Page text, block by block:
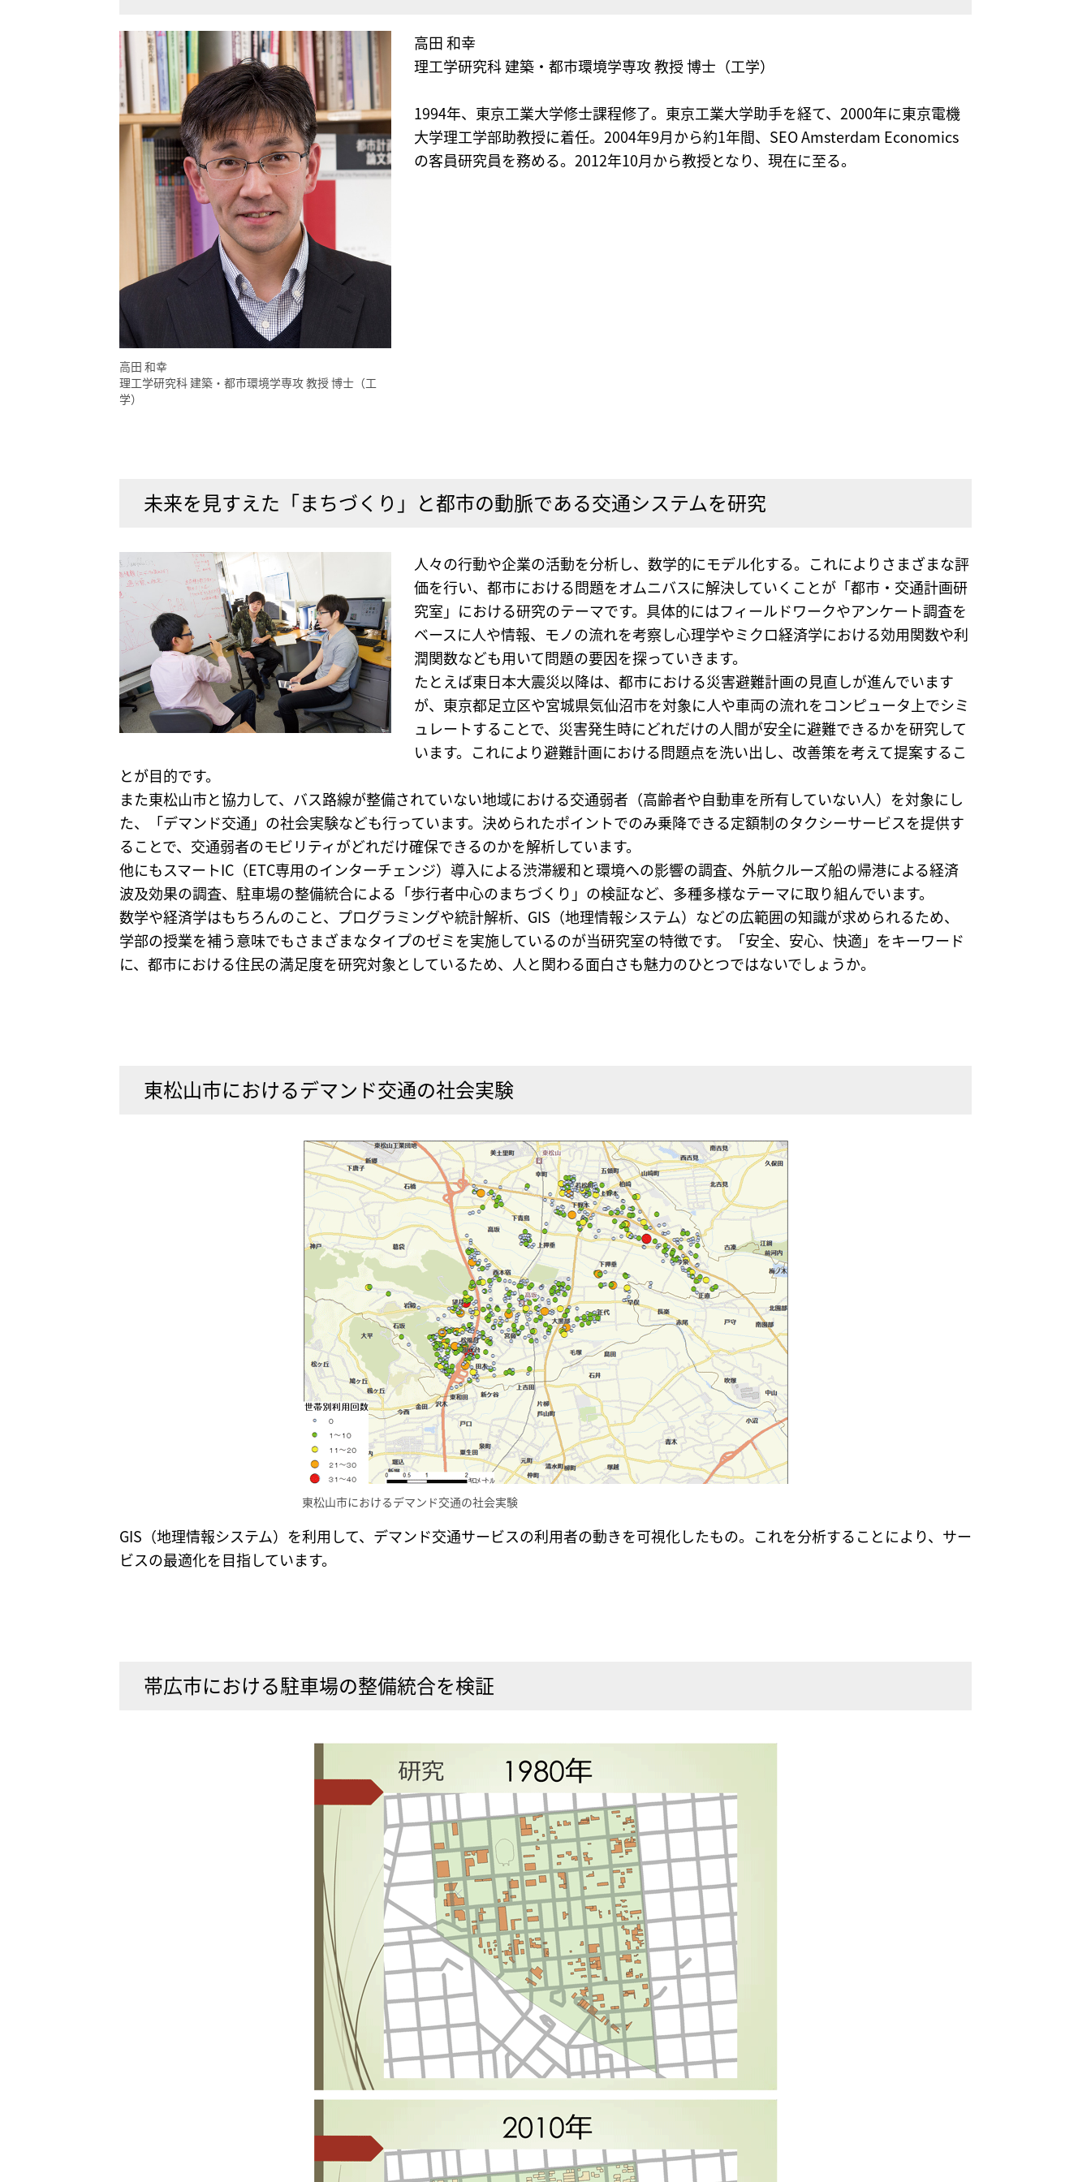
高田 和幸
理工学研究科 建築・都市環境学専攻 教授 博士（工
学）
高田 和幸
理工学研究科 建築・都市環境学専攻 教授 博士（工学）
1994年、東京工業大学修士課程修了。東京工業大学助手を経て、2000年に東京電機
大学理工学部助教授に着任。2004年9月から約1年間、SEO Amsterdam Economics
の客員研究員を務める。2012年10月から教授となり、現在に至る。
未来を見すえた「まちづくり」と都市の動脈である交通システムを研究
人々の行動や企業の活動を分析し、数学的にモデル化する。これによりさまざまな評
価を行い、都市における問題をオムニバスに解決していくことが「都市・交通計画研
究室」における研究のテーマです。具体的にはフィールドワークやアンケート調査を
ベースに人や情報、モノの流れを考察し心理学やミクロ経済学における効用関数や利
潤関数なども用いて問題の要因を探っていきます。
たとえば東日本大震災以降は、都市における災害避難計画の見直しが進んでいます
が、東京都足立区や宮城県気仙沼市を対象に人や車両の流れをコンピュータ上でシミ
ュレートすることで、災害発生時にどれだけの人間が安全に避難できるかを研究して
います。これにより避難計画における問題点を洗い出し、改善策を考えて提案するこ
とが目的です。
また東松山市と協力して、バス路線が整備されていない地域における交通弱者（高齢者や自動車を所有していない人）を対象にし
た、「デマンド交通」の社会実験なども行っています。決められたポイントでのみ乗降できる定額制のタクシーサービスを提供す
ることで、交通弱者のモビリティがどれだけ確保できるのかを解析しています。
他にもスマートIC（ETC専用のインターチェンジ）導入による渋滞緩和と環境への影響の調査、外航クルーズ船の帰港による経済
波及効果の調査、駐車場の整備統合による「歩行者中心のまちづくり」の検証など、多種多様なテーマに取り組んでいます。
数学や経済学はもちろんのこと、プログラミングや統計解析、GIS（地理情報システム）などの広範囲の知識が求められるため、
学部の授業を補う意味でもさまざまなタイプのゼミを実施しているのが当研究室の特徴です。「安全、安心、快適」をキーワード
に、都市における住民の満足度を研究対象としているため、人と関わる面白さも魅力のひとつではないでしょうか。
東松山市におけるデマンド交通の社会実験
東松山市におけるデマンド交通の社会実験
GIS（地理情報システム）を利用して、デマンド交通サービスの利用者の動きを可視化したもの。これを分析することにより、サー
ビスの最適化を目指しています。
帯広市における駐車場の整備統合を検証